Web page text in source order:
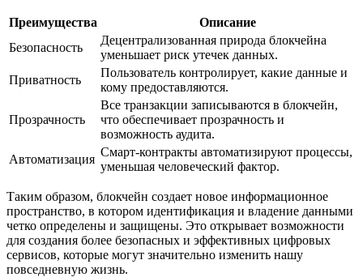
Преимущества
Описание
Безопасность
Децентрализованная природа блокчейна
уменьшает риск утечек данных.
Приватность
Пользователь контролирует, какие данные и
кому предоставляются.
Прозрачность
Все транзакции записываются в блокчейн,
что обеспечивает прозрачность и
возможность аудита.
Автоматизация
Смарт-контракты автоматизируют процессы,
уменьшая человеческий фактор.
Таким образом, блокчейн создает новое информационное
пространство, в котором идентификация и владение данными
четко определены и защищены. Это открывает возможности
для создания более безопасных и эффективных цифровых
сервисов, которые могут значительно изменить нашу
повседневную жизнь.